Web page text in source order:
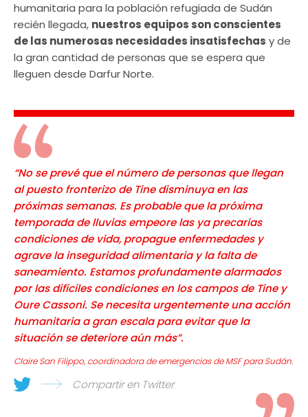
humanitaria para la población refugiada de Sudán
recién llegada, nuestros equipos son conscientes
de las numerosas necesidades insatisfechas y de
la gran cantidad de personas que se espera que
lleguen desde Darfur Norte.
“No se prevé que el número de personas que llegan
al puesto fronterizo de Tine disminuya en las
próximas semanas. Es probable que la próxima
temporada de lluvias empeore las ya precarias
condiciones de vida, propague enfermedades y
agrave la inseguridad alimentaria y la falta de
saneamiento. Estamos profundamente alarmados
por las difíciles condiciones en los campos de Tine y
Oure Cassoni. Se necesita urgentemente una acción
humanitaria a gran escala para evitar que la
situación se deteriore aún más”.
Claire San Filippo, coordinadora de emergencias de MSF para Sudán.
Compartir en Twitter